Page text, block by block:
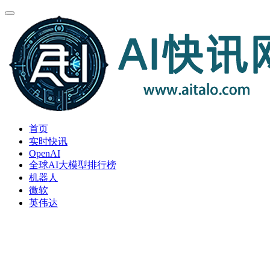
首页
实时快讯
OpenAI
全球AI大模型排行榜
机器人
微软
英伟达